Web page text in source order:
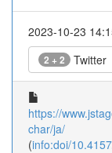
2023-10-23
2 + 2 Twitter
https://
char/ja/
(info:doi/